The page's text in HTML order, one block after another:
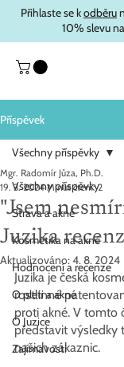
Přihlaste se kodběru
10% slevu
Příspěvek
Všechny příspěvky
Strava a akné
Kosmetika na akné
Hodnocení a recenze
O pleti a akné
O Juzice
Zajímavosti
Všechny příspěvky
"Jsem
Juzika
Mgr. Radomír Jůza, Ph.D.
19. 3. 2024 Minut čtení: 2
Aktualizováno:4. 8. 2024
Juzika je česká
rostlinné
proti akné. V tomto
představit výsledky
našich zákaznic.